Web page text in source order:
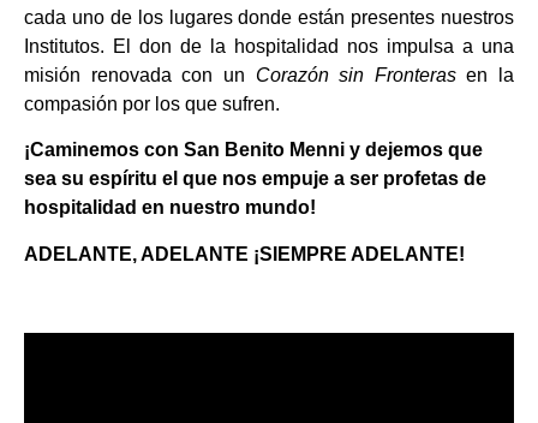
cada uno de los lugares donde están presentes nuestros
Institutos. El don de la hospitalidad nos impulsa a una
misión renovada con un Corazón sin Fronterasen la
compasión por los que sufren.
¡Caminemos con San Benito Menni y dejemos que
sea su espíritu el que nos empuje a ser profetas de
hospitalidad en nuestro mundo!
ADELANTE, ADELANTE ¡SIEMPRE ADELANTE!